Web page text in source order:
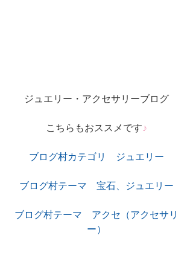
ジュエリー・アクセサリーブログ
こちらもおススメです♪
ブログ村カテゴリ　ジュエリー
ブログ村テーマ　宝石、ジュエリー
ブログ村テーマ　アクセ（アクセサリ
ー）